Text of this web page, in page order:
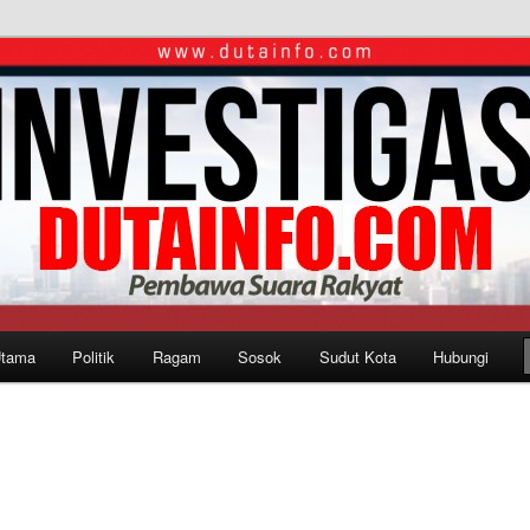
Politik Ragam Sosok Sudut Kota Hubungi